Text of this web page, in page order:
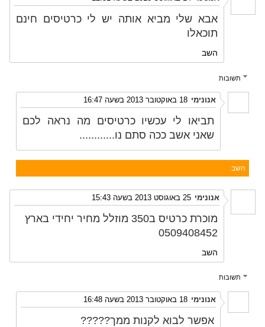
אבא שלי מביא אותה יש לי כרטיסים חינם
תוכאלו
השב
תשובות
אנונימי 18 באוקטובר 2013 בשעה 16:47
תביאו לי עכשיו כרטיסים מה נראה לכם
שאני אשב ככה סתם נו............
השב
אנונימי 25 באוגוסט 2013 בשעה 15:43
מוכרת כרטיס ב350 מוזלל מחיר יחידי בארץ
0509408452
השב
תשובות
אנונימי 18 באוקטובר 2013 בשעה 16:48
אפשר לבוא לקנות ממך?????